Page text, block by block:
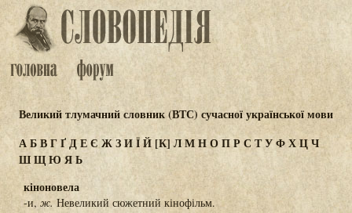
Великий тлумачний словник (ВТС) сучасної української мови
АБВГҐДЕЄ ЖЗИЇЙ [К] ЛМНОПР СТУФХЦЧ
ШЩЮЯЬ
кіноновела
-и, ж. Невеликий сюжетний кінофільм.